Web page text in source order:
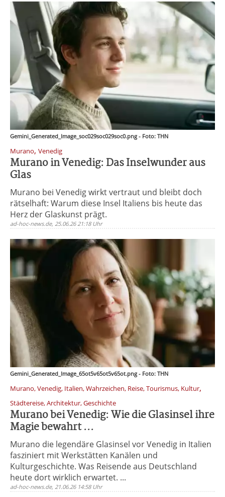
Gemini_Generated_Image_soc029soc029soc0.png - Foto: THN
Murano, Venedig
Murano in Venedig: Das Inselwunder aus
Glas
Murano bei Venedig wirkt vertraut und bleibt doch
rätselhaft: Warum diese Insel Italiens bis heute das
Herz der Glaskunst prägt.
ad-hoc-news.de, 25.06.26 21:18 Uhr
Gemini_Generated_Image_65ot5v65ot5v65ot.png - Foto: THN
Murano, Venedig, Italien, Wahrzeichen, Reise, Tourismus, Kultur,
Städtereise, Architektur, Geschichte
Murano bei Venedig: Wie die Glasinsel ihre
Magie bewahrt ...
Murano die legendäre Glasinsel vor Venedig in Italien
fasziniert mit Werkstätten Kanälen und
Kulturgeschichte. Was Reisende aus Deutschland
heute dort wirklich erwartet. ...
ad-hoc-news.de, 21.06.26 14:58 Uhr